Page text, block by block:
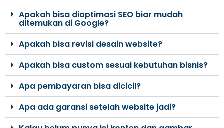
Apakah bisa dioptimasi SEO biar mudah
ditemukan di Google?
Apakah bisa revisi desain website?
Apakah bisa custom sesuai kebutuhan bisnis?
Apa pembayaran bisa dicicil?
Apa ada garansi setelah website jadi?